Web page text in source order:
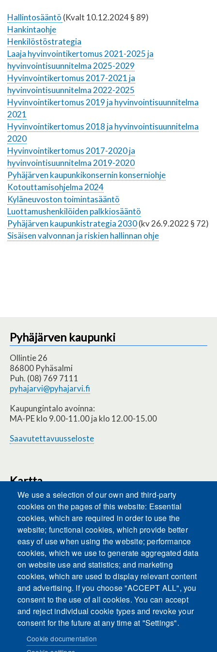
Hallintosääntö (Kvalt 10.12.2024 § 89)
Hankintaohje
Henkilöstöstrategia
Laaja hyvinvointikertomus 2021-2025 ja
hyvinvointisuunnitelma 2025-2029
Hyvinvointikertomus 2017-2021 ja
hyvinvointisuunnitelma 2022-2025
Hyvinvointikertomus 2019 ja hyvinvointisuunnitelma
2021
Hyvinvointikertomus 2018 ja hyvinvointisuunnitelma
2020
Hyvinvointikertomus 2017-2020 ja
hyvinvointisuunnitelma 2019-2020
Pyhäjärven kaupunkikonsernin konserniohje
Kotouttamisohjelma 2024
Kyläneuvoston toimintasääntö
Luottamushenkilöiden palkkiosääntö
Pyhäjärven kaupunkistrategia 2030(kv 26.9.2022 § 72)
Sisäisen valvonnan ja riskien hallinnan ohje
Pyhäjärven kaupunki
Ollintie 26
86800 Pyhäsalmi
Puh. (08) 769 7111
pyhajarvi@pyhajarvi.fi
Kaupungintalo avoinna:
MA-PE klo 9.00-11.00 ja klo 12.00-15.00
Saavutettavuusseloste
Kartta
This content is blocked because Embeds
cookies have not been accepted.
ACCEPT ALL COOKIES
Only accept Embeds cookies
We use a selection of our own and third-party
cookies on the pages of this website: Essential
cookies, which are required in order to use the
website; functional cookies, which provide better
easy of use when using the website; performance
cookies, which we use to generate aggregated data
on website use and statistics; and marketing
cookies, which are used to display relevant content
and advertising. If you choose "ACCEPT ALL", you
consent to the use of all cookies. You can accept
and reject individual cookie types and revoke your
consent for the future at any time at "Settings".
Cookie documentation